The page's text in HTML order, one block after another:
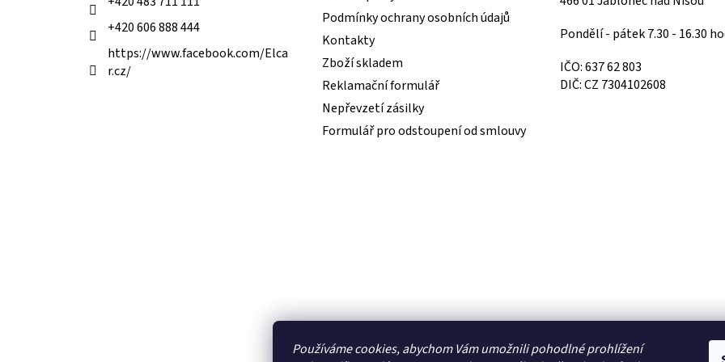
Používáme cookies, abychom Vám umožnili pohodlné prohlížení
+420 606 888 444
https://www.facebook.com/Elca
r.cz/
Podmínky ochrany osobních údajů
Kontakty
Zboží skladem
Reklamační formulář
Nepřevzetí zásilky
Formulář pro odstoupení od smlouvy
Pondělí - pátek 7.30 - 16.30
IČO: 637 62 803
DIČ: CZ 7304102608